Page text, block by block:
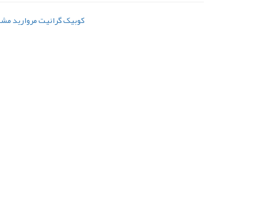
کوبیک گرانیت مروارید